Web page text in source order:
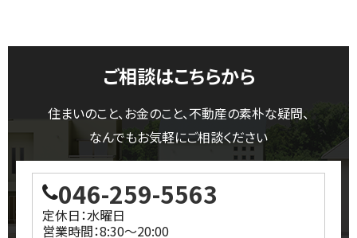
ご相談はこちらから
住まいのこと、お金のこと、不動産の素朴な疑問、
なんでもお気軽にご相談ください
046-259-5563
定休日：水曜日
営業時間：8:30～20:00